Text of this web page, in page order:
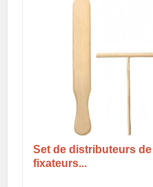
Set de distributeurs
fixateurs...